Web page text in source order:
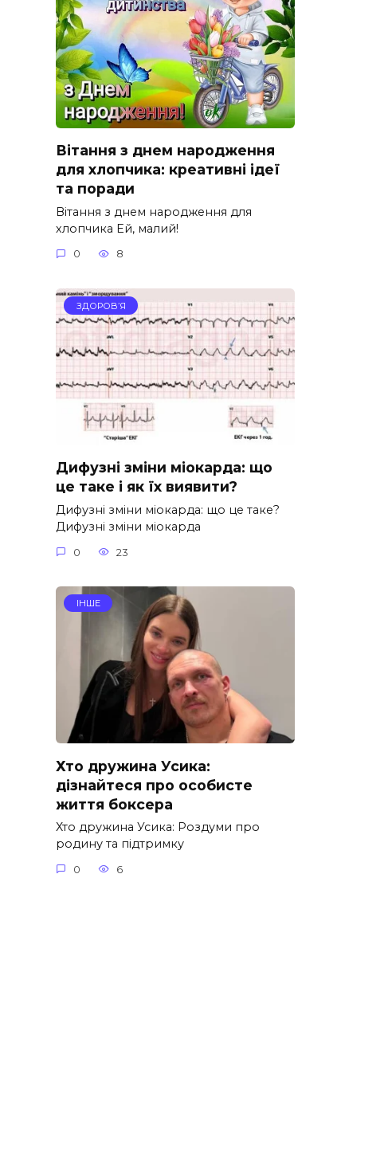
Вітання з днем народження
для хлопчика: креативні ідеї
та поради
Вітання з днем народження для
хлопчика Ей, малий!
0 8
ЗДОРОВ’Я
Дифузні зміни міокарда: що
це таке і як їх виявити?
Дифузні зміни міокарда: що це таке?
Дифузні зміни міокарда
0 23
ІНШЕ
Хто дружина Усика:
дізнайтеся про особисте
життя боксера
Хто дружина Усика: Роздуми про
родину та підтримку
0 6